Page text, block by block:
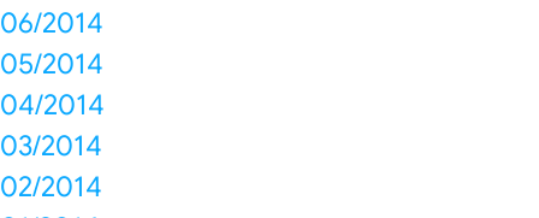
06/2014
05/2014
04/2014
03/2014
02/2014